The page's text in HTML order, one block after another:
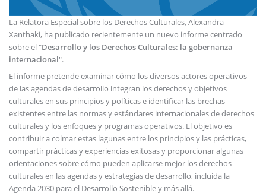
La Relatora Especial sobre los Derechos Culturales, Alexandra
Xanthaki, ha publicado recientemente un nuevo informe centrado
sobre el "Desarrollo y los Derechos Culturales: la gobernanza
internacional".
El informe pretende examinar cómo los diversos actores operativos
de las agendas de desarrollo integran los derechos y objetivos
culturales en sus principios y políticas e identificar las brechas
existentes entre las normas y estándares internacionales de derechos
culturales y los enfoques y programas operativos. El objetivo es
contribuir a colmar estas lagunas entre los principios y las prácticas,
compartir prácticas y experiencias exitosas y proporcionar algunas
orientaciones sobre cómo pueden aplicarse mejor los derechos
culturales en las agendas y estrategias de desarrollo, incluida la
Agenda 2030 para el Desarrollo Sostenible y más allá.